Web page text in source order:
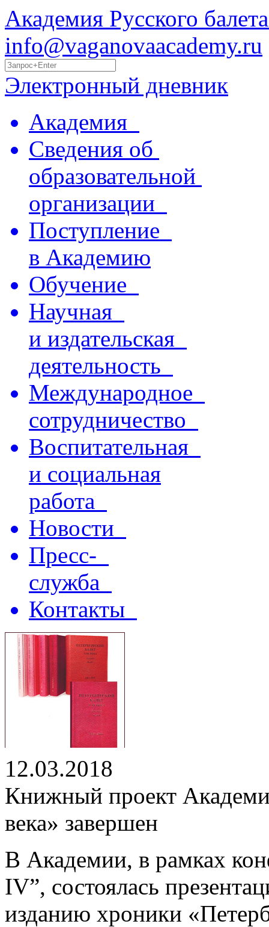
Академия Русского
info@vaganovaacademy.ru
Электронный дневник
Академия
Сведения об
образовательной
организации
Поступление
в Академию
Обучение
Научная
и издательская
деятельность
Международное
сотрудничество
Воспитательная
и социальная
работа
Новости
Пресс-
служба
Контакты
12.03.2018
Книжный проект
века» завершен
В Академии, в рамках
IV”, состоялась
изданию хроники